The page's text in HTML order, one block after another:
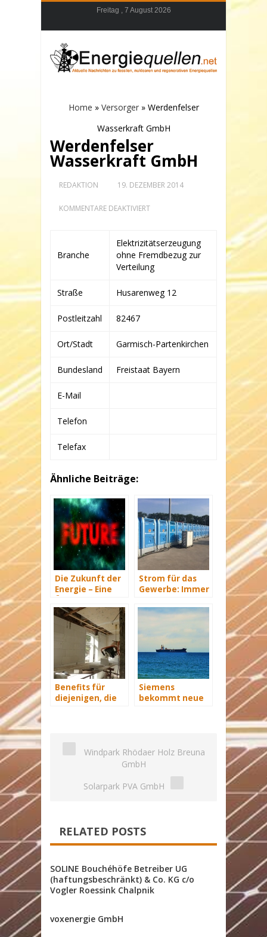
Freitag , 7 August 2026
Home » Versorger» Werdenfelser
Wasserkraft GmbH
Werdenfelser
Wasserkraft GmbH
REDAKTION 19. DEZEMBER 2014
KOMMENTARE DEAKTIVIERTFÜR
Branche
Elektrizitätserzeugung
ohne Fremdbezug zur
Verteilung
Straße Husarenweg 12
Postleitzahl 82467
Ort/Stadt Garmisch-Partenkirchen
Bundesland Freistaat Bayern
E-Mail
Telefon
Telefax
Ähnliche Beiträge:
Die Zukunft der
Energie – Eine
Strom für das
Gewerbe: Immer
versorgt
Benefits für
diejenigen, die
Siemens
bekommt neue
Windpark Rhödaer Holz Breuna
GmbH
Solarpark PVA GmbH
RELATED POSTS
SOLINE Bouchéhöfe Betreiber UG
(haftungsbeschränkt) & Co. KG c/o
Vogler Roessink Chalpnik
voxenergie GmbH